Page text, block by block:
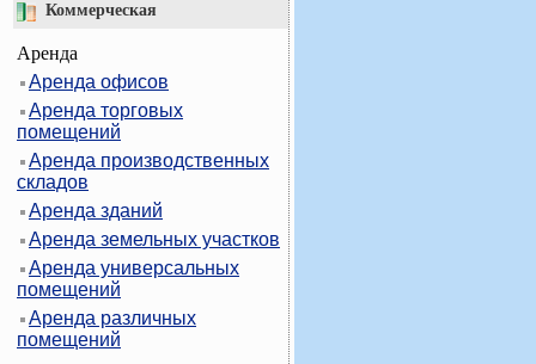
Коммерческая
Аренда
Аренда офисов
Аренда торговых
помещений
Аренда производственных
складов
Аренда зданий
Аренда земельных участков
Аренда универсальных
помещений
Аренда различных
помещений